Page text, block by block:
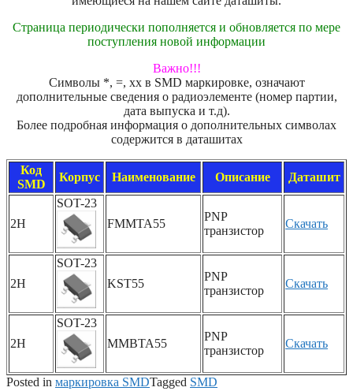
Страница периодически пополняется и обновляется по мере
поступления новой информации
Важно!!!
Символы *, =, xx в SMD маркировке, означают
дополнительные сведения о радиоэлементе (номер партии,
дата выпуска и т.д).
Более подробная информация о дополнительных символах
содержится в даташитах
Код
SMD
Корпус Наименование Описание Даташит
2H
SOT-23
FMMTA55
PNP
транзистор
Скачать
2H
SOT-23
KST55
PNP
транзистор
Скачать
2H
SOT-23
MMBTA55
PNP
транзистор
Скачать
Posted in маркировка SMDTagged SMD